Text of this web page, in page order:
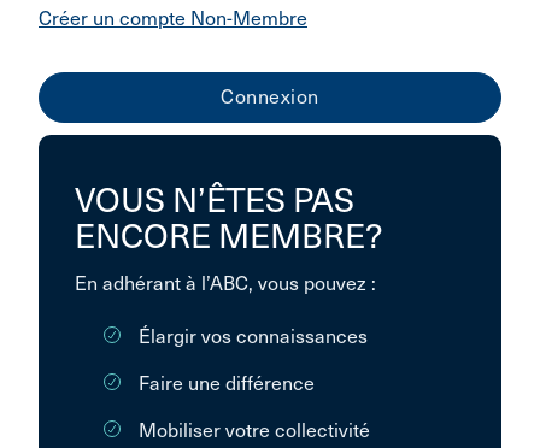
Créer un compte Non-Membre
VOUS N’ÊTES PAS
ENCORE MEMBRE?
En adhérant à l’ABC, vous pouvez :
Élargir vos connaissances
Faire une différence
Mobiliser votre collectivité